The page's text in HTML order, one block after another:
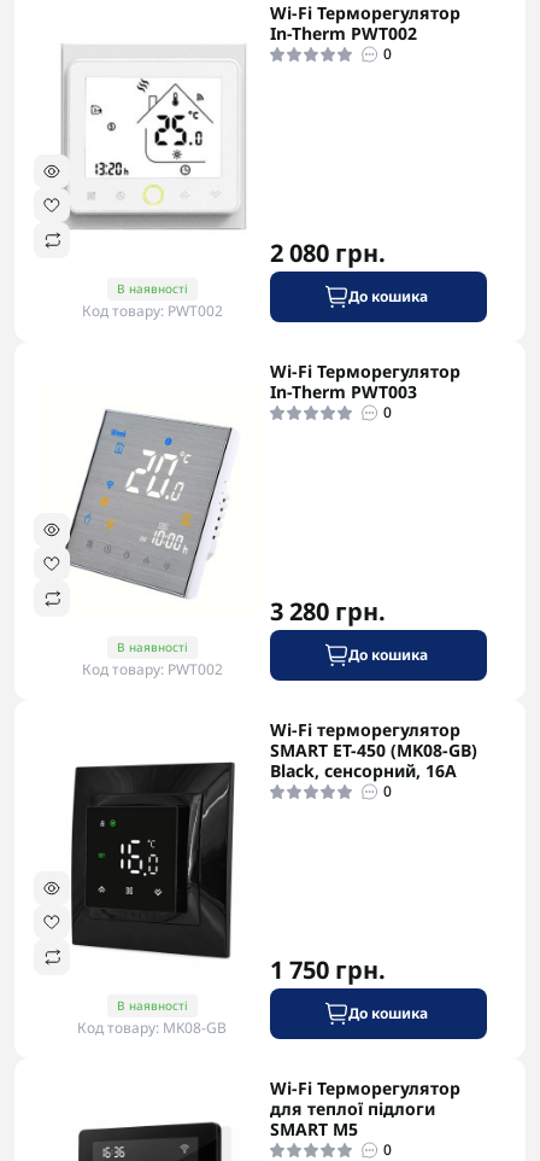
В наявності
Код товару: PWT002
Wi-Fi Терморегулятор
In-Therm PWT002
0
2 080 грн.
До кошика
В наявності
Код товару: PWT002
Wi-Fi Терморегулятор
In-Therm PWT003
0
3 280 грн.
До кошика
В наявності
Код товару: MK08-GB
Wi-Fi терморегулятор
SMART ET-450 (MK08-GB)
Black, сенсорний, 16А
0
1 750 грн.
До кошика
Wi-Fi Терморегулятор
для теплої підлоги
SMART M5
0